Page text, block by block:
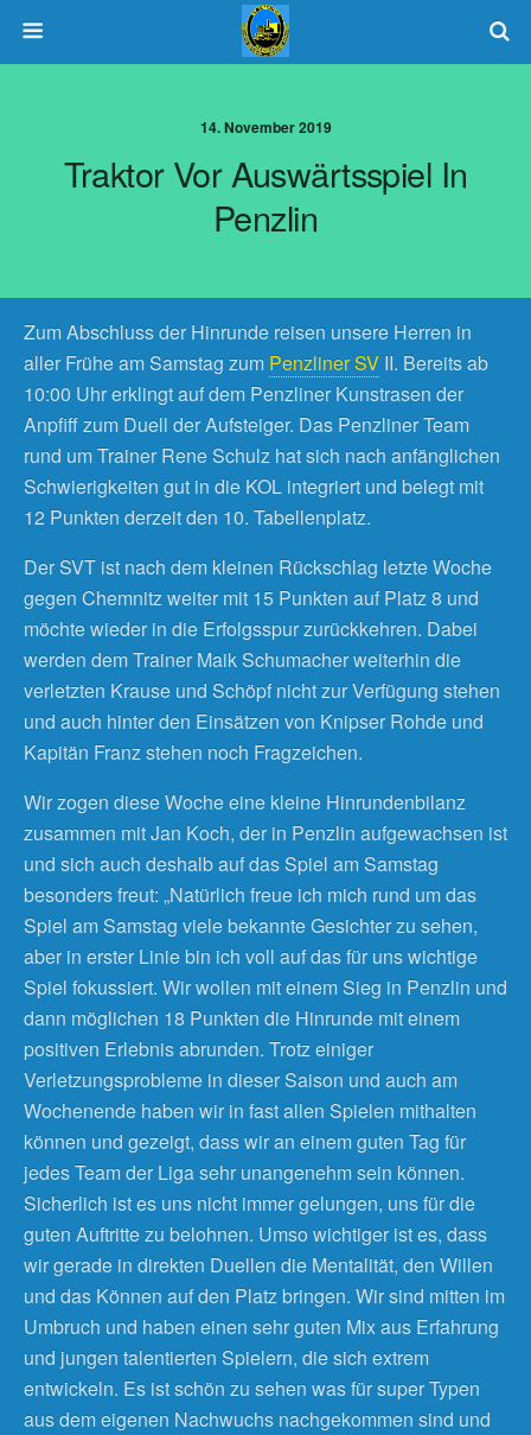
14. November 2019
Traktor Vor Auswärtsspiel In
Penzlin
Zum Abschluss der Hinrunde reisen unsere Herren in
aller Frühe am Samstag zum Penzliner SV II. Bereits ab
10:00 Uhr erklingt auf dem Penzliner Kunstrasen der
Anpfiff zum Duell der Aufsteiger. Das Penzliner Team
rund um Trainer Rene Schulz hat sich nach anfänglichen
Schwierigkeiten gut in die KOL integriert und belegt mit
12 Punkten derzeit den 10. Tabellenplatz.
Der SVT ist nach dem kleinen Rückschlag letzte Woche
gegen Chemnitz weiter mit 15 Punkten auf Platz 8 und
möchte wieder in die Erfolgsspur zurückkehren. Dabei
werden dem Trainer Maik Schumacher weiterhin die
verletzten Krause und Schöpf nicht zur Verfügung stehen
und auch hinter den Einsätzen von Knipser Rohde und
Kapitän Franz stehen noch Fragzeichen.
Wir zogen diese Woche eine kleine Hinrundenbilanz
zusammen mit Jan Koch, der in Penzlin aufgewachsen ist
und sich auch deshalb auf das Spiel am Samstag
besonders freut: „Natürlich freue ich mich rund um das
Spiel am Samstag viele bekannte Gesichter zu sehen,
aber in erster Linie bin ich voll auf das für uns wichtige
Spiel fokussiert. Wir wollen mit einem Sieg in Penzlin und
dann möglichen 18 Punkten die Hinrunde mit einem
positiven Erlebnis abrunden. Trotz einiger
Verletzungsprobleme in dieser Saison und auch am
Wochenende haben wir in fast allen Spielen mithalten
können und gezeigt, dass wir an einem guten Tag für
jedes Team der Liga sehr unangenehm sein können.
Sicherlich ist es uns nicht immer gelungen, uns für die
guten Auftritte zu belohnen. Umso wichtiger ist es, dass
wir gerade in direkten Duellen die Mentalität, den Willen
und das Können auf den Platz bringen. Wir sind mitten im
Umbruch und haben einen sehr guten Mix aus Erfahrung
und jungen talentierten Spielern, die sich extrem
entwickeln. Es ist schön zu sehen was für super Typen
aus dem eigenen Nachwuchs nachgekommen sind und